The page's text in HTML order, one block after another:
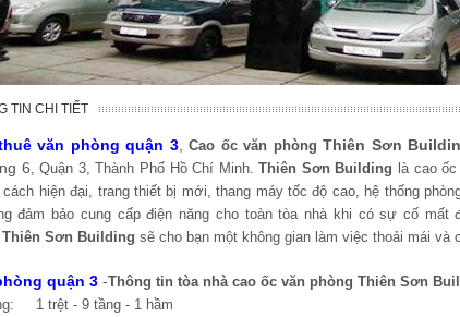
TIN CHI TIẾT
văn phòng quận 3,Cao ốc văn phòngThiên Sơn
6 , Quận 3, Thành Phố Hồ Chí Minh.Thiên Sơn Building là cao
cách hiện đại, trang thiết bị mới, thang máy tốc độ cao, hệ thống
đảm bảo cung cấp điện năng cho toàn tòa nhà khi có sự cố mất
Thiên Sơn Building sẽ cho bạn một không gian làm việc thoải mái và
quận 3 -Thông tin tòa nhà cao ốc văn phòng Thiên Sơn
1 trệt - 9 tầng - 1 hầm